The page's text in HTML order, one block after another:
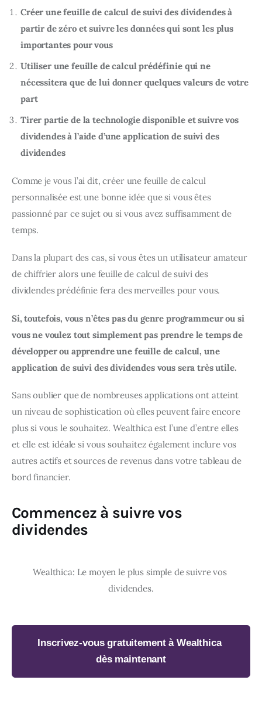
Créer une feuille de calcul de suivi des dividendes à
partir de zéro et suivre les données qui sont les plus
importantes pour vous
Utiliser une feuille de calcul prédéfinie qui ne
nécessitera que de lui donner quelques valeurs de votre
part
Tirer partie de la technologie disponible et suivre vos
dividendes à l’aide d’une application de suivi des
dividendes
Comme je vous l’ai dit, créer une feuille de calcul
personnalisée est une bonne idée que si vous êtes
passionné par ce sujet ou si vous avez suffisamment de
temps.
Dans la plupart des cas, si vous êtes un utilisateur amateur
de chiffrier alors une feuille de calcul de suivi des
dividendes prédéfinie fera des merveilles pour vous.
Si, toutefois, vous n’êtes pas du genre programmeur ou si
vous ne voulez tout simplement pas prendre le temps de
développer ou apprendre une feuille de calcul, une
application de suivi des dividendes vous sera très utile.
Sans oublier que de nombreuses applications ont atteint
un niveau de sophistication où elles peuvent faire encore
plus si vous le souhaitez. Wealthica est l’une d’entre elles
et elle est idéale si vous souhaitez également inclure vos
autres actifs et sources de revenus dans votre tableau de
bord financier.
Commencez à suivre vos
dividendes
Wealthica: Le moyen le plus simple de suivre vos
Inscrivez-vous gratuitement à Wealthica
dès maintenant